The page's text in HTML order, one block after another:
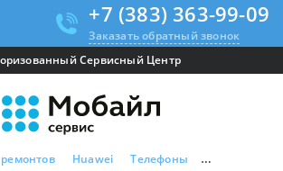
+7 (383) 363-99-09
Заказать обратный звонок
Сервисный Центр
ремонтов Huawei Телефоны Huawei P8 lite